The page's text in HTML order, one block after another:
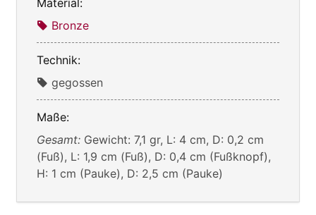
Bronze
Technik:
gegossen
Maße:
Gesamt: Gewicht: 7,1 gr, L: 4 cm, D: 0,2 cm
(Fuß), L: 1,9 cm (Fuß), D: 0,4 cm (Fußknopf),
H: 1 cm (Pauke), D: 2,5 cm (Pauke)